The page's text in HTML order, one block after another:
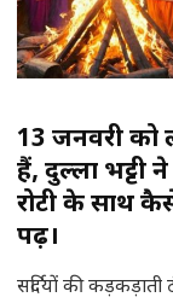
13 जनवरी को
हैं, दुल्ला भट्टी
रोटी के साथ
पढ़ें।
सर्दियों की